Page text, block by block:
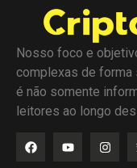
Nosso foco e
complexas de forma
é não somente
leitores ao longo